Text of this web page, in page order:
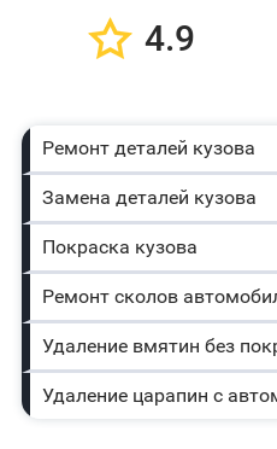
4.9
Ремонт деталей кузова
Замена деталей кузова
Покраска кузова
Ремонт сколов
Удаление вмятин без
Удаление царапин с